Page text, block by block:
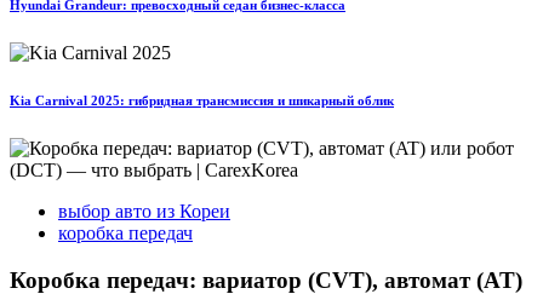
Hyundai Grandeur: превосходный седан бизнес-класса
Kia Carnival 2025: гибридная трансмиссия и шикарный облик
выбор авто из Кореи
коробка передач
Коробка передач: вариатор (CVT), автомат (AT)